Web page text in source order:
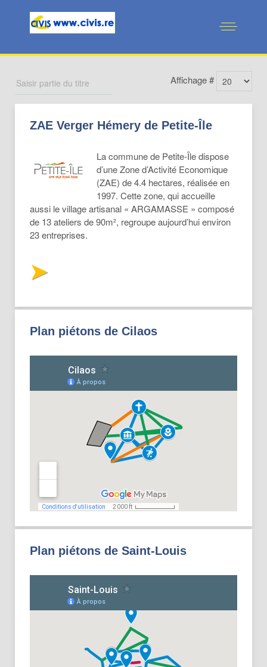
Affichage #
ZAE Verger Hémery de Petite-Île
La commune de Petite-Île dispose
d’une Zone d’Activité Economique
(ZAE) de 4.4 hectares, réalisée en
1997. Cette zone, qui accueille
aussi le village artisanal « ARGAMASSE » composé
de 13 ateliers de 90m², regroupe aujourd’hui environ
23 entreprises.
Plan piétons de Cilaos
Plan piétons de Saint-Louis